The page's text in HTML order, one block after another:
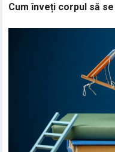
Cum înveți corpul să